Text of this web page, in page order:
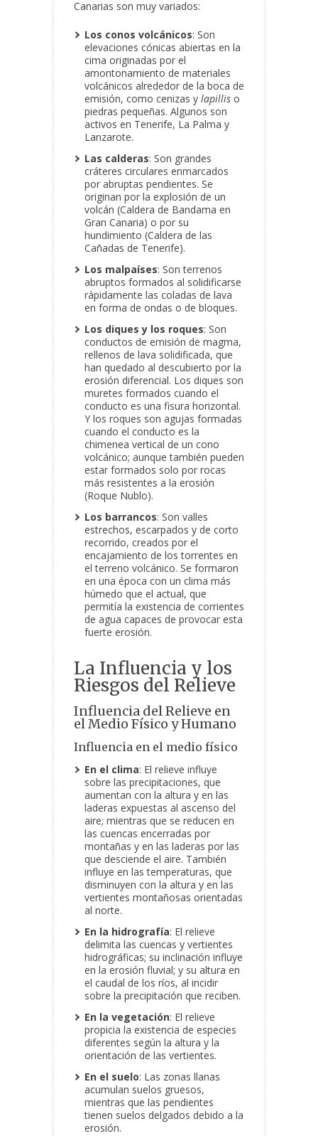
Canarias son muy variados:
Los conos volcánicos: Son
elevaciones cónicas abiertas en la
cima originadas por el
amontonamiento de materiales
volcánicos alrededor de la boca de
emisión, como cenizas y lapillis o
piedras pequeñas. Algunos son
activos en Tenerife, La Palma y
Lanzarote.
Las calderas: Son grandes
cráteres circulares enmarcados
por abruptas pendientes. Se
originan por la explosión de un
volcán (Caldera de Bandama en
Gran Canaria) o por su
hundimiento (Caldera de las
Cañadas de Tenerife).
Los malpaíses: Son terrenos
abruptos formados al solidificarse
rápidamente las coladas de lava
en forma de ondas o de bloques.
Los diques y los roques: Son
conductos de emisión de magma,
rellenos de lava solidificada, que
han quedado al descubierto por la
erosión diferencial. Los diques son
muretes formados cuando el
conducto es una fisura horizontal.
Y los roques son agujas formadas
cuando el conducto es la
chimenea vertical de un cono
volcánico; aunque también pueden
estar formados solo por rocas
más resistentes a la erosión
(Roque Nublo).
Los barrancos: Son valles
estrechos, escarpados y de corto
recorrido, creados por el
encajamiento de los torrentes en
el terreno volcánico. Se formaron
en una época con un clima más
húmedo que el actual, que
permitía la existencia de corrientes
de agua capaces de provocar esta
fuerte erosión.
La Influencia y los
Riesgos del Relieve
Influencia del Relieve en
el Medio Físico y Humano
Influencia en el medio físico
En el clima: El relieve influye
sobre las precipitaciones, que
aumentan con la altura y en las
laderas expuestas al ascenso del
aire; mientras que se reducen en
las cuencas encerradas por
montañas y en las laderas por las
que desciende el aire. También
influye en las temperaturas, que
disminuyen con la altura y en las
vertientes montañosas orientadas
al norte.
En la hidrografía: El relieve
delimita las cuencas y vertientes
hidrográficas; su inclinación influye
en la erosión fluvial; y su altura en
el caudal de los ríos, al incidir
sobre la precipitación que reciben.
En la vegetación: El relieve
propicia la existencia de especies
diferentes según la altura y la
orientación de las vertientes.
En el suelo: Las zonas llanas
acumulan suelos gruesos,
mientras que las pendientes
tienen suelos delgados debido a la
erosión.